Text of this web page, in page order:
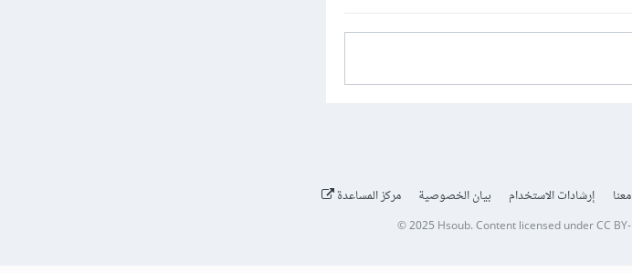
إرشادات الاستخدام بيان الخصوصية مركز المساعدة
© 2025 Hsoub.Content licensed underCC